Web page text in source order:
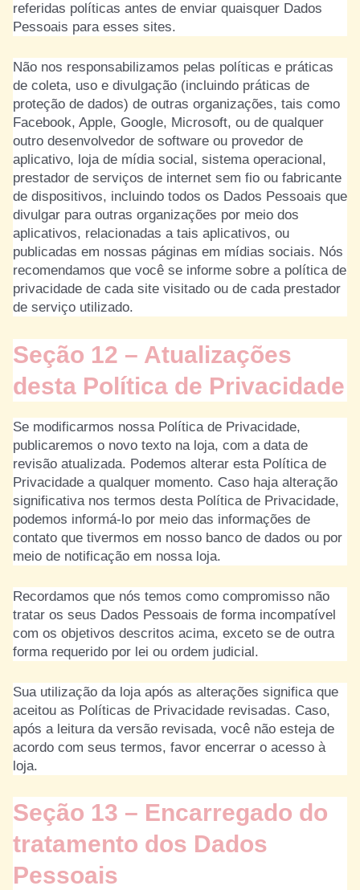
referidas políticas antes de enviar quaisquer Dados
Pessoais para esses sites.
Não nos responsabilizamos pelas políticas e práticas
de coleta, uso e divulgação (incluindo práticas de
proteção de dados) de outras organizações, tais como
Facebook, Apple, Google, Microsoft, ou de qualquer
outro desenvolvedor de software ou provedor de
aplicativo, loja de mídia social, sistema operacional,
prestador de serviços de internet sem fio ou fabricante
de dispositivos, incluindo todos os Dados Pessoais que
divulgar para outras organizações por meio dos
aplicativos, relacionadas a tais aplicativos, ou
publicadas em nossas páginas em mídias sociais. Nós
recomendamos que você se informe sobre a política de
privacidade de cada site visitado ou de cada prestador
de serviço utilizado.
Seção 12 – Atualizações
desta Política de Privacidade
Se modificarmos nossa Política de Privacidade,
publicaremos o novo texto na loja, com a data de
revisão atualizada. Podemos alterar esta Política de
Privacidade a qualquer momento. Caso haja alteração
significativa nos termos desta Política de Privacidade,
podemos informá-lo por meio das informações de
contato que tivermos em nosso banco de dados ou por
meio de notificação em nossa loja.
Recordamos que nós temos como compromisso não
tratar os seus Dados Pessoais de forma incompatível
com os objetivos descritos acima, exceto se de outra
forma requerido por lei ou ordem judicial.
Sua utilização da loja após as alterações significa que
aceitou as Políticas de Privacidade revisadas. Caso,
após a leitura da versão revisada, você não esteja de
acordo com seus termos, favor encerrar o acesso à
loja.
Seção 13 – Encarregado do
tratamento dos Dados
Pessoais